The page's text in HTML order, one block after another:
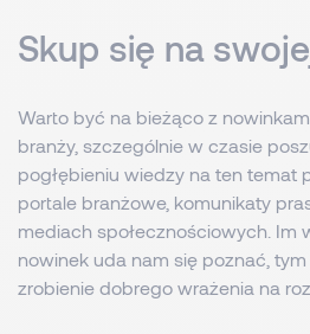
Skup się na
Warto być na bieżąco z
branży, szczególnie w czasie
pogłębieniu wiedzy na ten temat
portale branżowe, komunikaty
mediach społecznościowych. Im
nowinek uda nam się poznać,
zrobienie dobrego wrażenia na